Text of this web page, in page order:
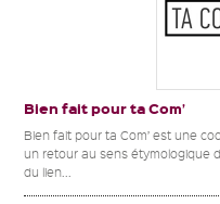
Bien fait pour ta Com’
Bien fait pour ta Com’ est une
un retour au sens étymologique
du lien...